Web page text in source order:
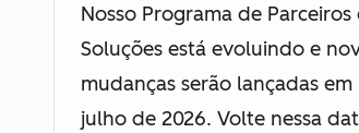
Nosso Programa de Parceiros
Soluções está evoluindo e
mudanças serão lançadas em
julho de 2026. Volte nessa